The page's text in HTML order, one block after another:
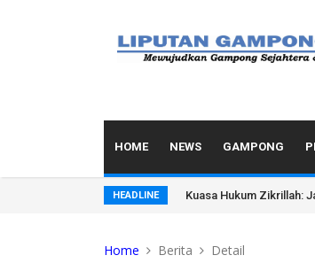
HOME NEWS GAMPONG
HEADLINE Kuasa Hukum Zikrillah:
Home Berita Detail